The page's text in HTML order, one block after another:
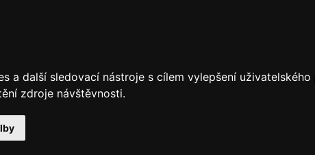
a další sledovací nástroje s cílem vylepšení
zdroje návštěvnosti.